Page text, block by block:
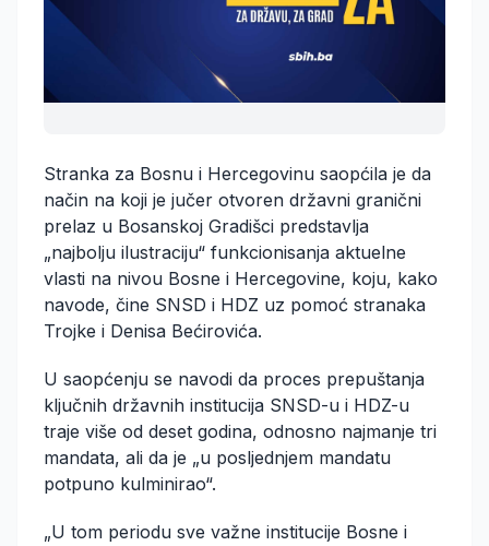
Stranka za Bosnu i Hercegovinu saopćila je da
način na koji je jučer otvoren državni granični
prelaz u Bosanskoj Gradišci predstavlja
„najbolju ilustraciju“ funkcionisanja aktuelne
vlasti na nivou Bosne i Hercegovine, koju, kako
navode, čine SNSD i HDZ uz pomoć stranaka
Trojke i Denisa Bećirovića.
U saopćenju se navodi da proces prepuštanja
ključnih državnih institucija SNSD-u i HDZ-u
traje više od deset godina, odnosno najmanje tri
mandata, ali da je „u posljednjem mandatu
potpuno kulminirao“.
„U tom periodu sve važne institucije Bosne i